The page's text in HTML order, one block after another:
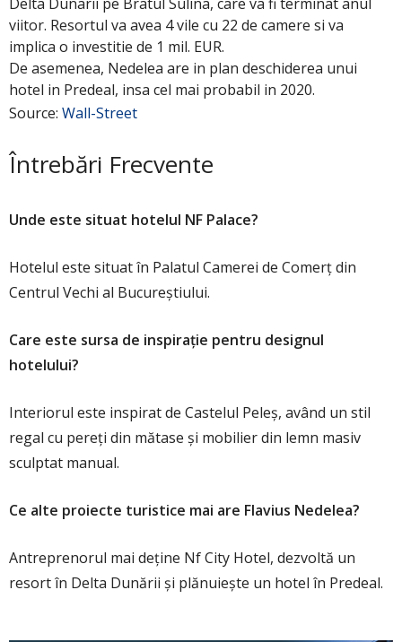
viitor. Resortul va avea 4 vile cu 22 de camere si va
implica o investitie de 1 mil. EUR.
De asemenea, Nedelea are in plan deschiderea unui
hotel in Predeal, insa cel mai probabil in 2020.
Source: Wall-Street
Întrebări Frecvente
Unde este situat hotelul NF Palace?
Hotelul este situat în Palatul Camerei de Comerț din
Centrul Vechi al Bucureștiului.
Care este sursa de inspirație pentru designul
hotelului?
Interiorul este inspirat de Castelul Peleș, având un stil
regal cu pereți din mătase și mobilier din lemn masiv
sculptat manual.
Ce alte proiecte turistice mai are Flavius Nedelea?
Antreprenorul mai deține Nf City Hotel, dezvoltă un
resort în Delta Dunării și plănuiește un hotel în Predeal.